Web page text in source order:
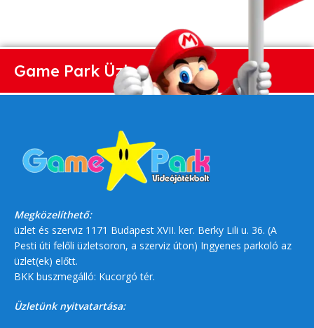
Game Park Üzlet
Megközelíthető:
üzlet és szerviz 1171 Budapest XVII. ker. Berky Lili u. 36. (A
Pesti úti felőli üzletsoron, a szerviz úton) Ingyenes parkoló az
üzlet(ek) előtt.
BKK buszmegálló: Kucorgó tér.
Üzletünk nyitvatartása: